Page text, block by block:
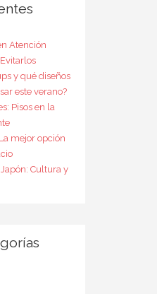
Atención
y qué diseños
este verano?
Pisos en la
mejor opción
Cultura y